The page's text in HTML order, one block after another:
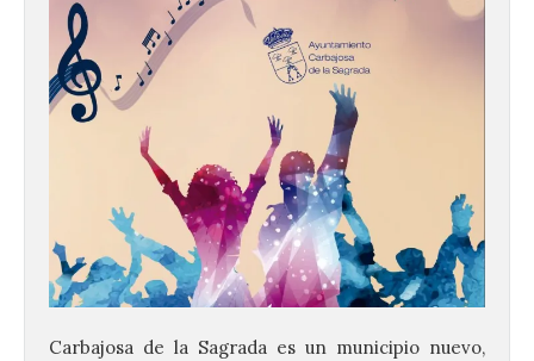
Carbajosa de la Sagrada es un municipio nuevo,